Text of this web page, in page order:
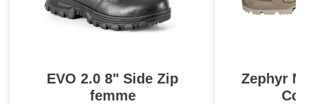
EVO 2.0 8" Side Zip
femme
Zephyr